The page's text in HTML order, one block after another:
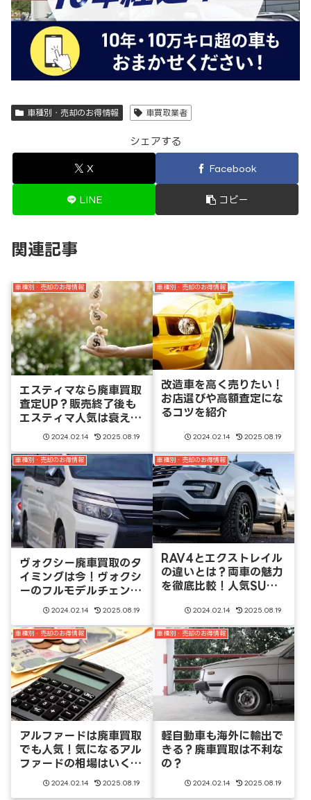
車種別・売却のお得情報 車買取業者
シェアする
X Facebook
LINE コピー
関連記事
車種別・売却のお得情報
エスティマなら廃車買取
査定UP？販売終了後も
エスティマ人気は衰え
2024.02.14 2025.08.19
車種別・売却のお得情報
改造車を高く売りたい！
お店選びや高額査定にな
るコツを紹介
2024.02.14 2025.08.19
車種別・売却のお得情報
ヴォクシー廃車買取のタ
イミングは今！ヴォクシ
ーのフルモデルチェンジ
はいつ 2024.02.14 2025.08.19
車種別・売却のお得情報
RAV4とエクストレイル
の違いとは？両車の魅力
を徹底比較！人気SUV
2024.02.14 2025.08.19
車種別・売却のお得情報
アルファードは廃車買取
でも人気！気になるアル
ファードの相場はいく
2024.02.14 2025.08.19
車種別・売却のお得情報
軽自動車も海外に輸出で
きる？廃車買取は不利な
の？
2024.02.14 2025.08.19